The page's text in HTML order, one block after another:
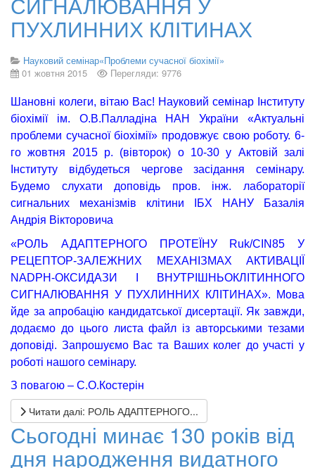
ПУХЛИННИХ КЛІТИНАХ
Науковий семінар«Проблеми сучасної біохімії»
01 жовтня 2015
Перегляди: 9776
Шановні колеги, вітаю Вас! Науковий семінар Інституту
біохімії ім. О.В.Палладіна НАН України«Актуальні
проблеми сучасної біохімії» продовжує свою роботу. 6-
го жовтня 2015 р. (вівторок) о 10-30 у Актовій залі
Інституту відбудеться чергове засідання семінару.
Будемо слухати доповідь пров. інж. лабораторії
сигнальних механізмів клітини ІБХ НАНУ Базалія
Андрія Вікторовича
«РОЛЬ АДАПТЕРНОГО ПРОТЕЇНУ
Ruk/CIN85 У
РЕЦЕПТОР-ЗАЛЕЖНИХ МЕХАНІЗМАХ АКТИВАЦІЇ
NADPH-ОКСИДАЗИ І ВНУТРІШНЬОКЛІТИННОГО
СИГНАЛЮВАННЯ У ПУХЛИННИХ КЛІТИНАХ». Мова
йде за апробацію кандидатської дисертації. Як завжди,
додаємо до цього листа файл із авторськими тезами
доповіді. Запрошуємо Вас та Ваших колег до участі у
роботі нашого семінару.
З повагою – С.О.Костерін
Читати далі: РОЛЬ АДАПТЕРНОГО...
Сьогодні минає 130 років від
дня народження видатного